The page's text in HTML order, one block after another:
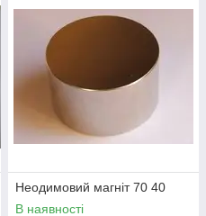
Неодимовий магніт 70 40
В наявності